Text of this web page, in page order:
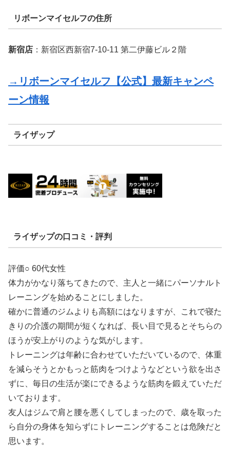
リボーンマイセルフの住所
新宿店 ：新宿区西新宿7-10-11 第二伊藤ビル２階
→リボーンマイセルフ【公式】最新キャンペ
ーン情報
ライザップ
ライザップの口コミ・評判
評価○ 60代女性
体力がかなり落ちてきたので、主人と一緒にパーソナルト
レーニングを始めることにしました。
確かに普通のジムよりも高額にはなりますが、これで寝た
きりの介護の期間が短くなれば、長い目で見るとそちらの
ほうが安上がりのような気がします。
トレーニングは年齢に合わせていただいているので、体重
を減らそうとかもっと筋肉をつけようなどという欲を出さ
ずに、毎日の生活が楽にできるような筋肉を鍛えていただ
いております。
友人はジムで肩と腰を悪くしてしまったので、歳を取った
ら自分の身体を知らずにトレーニングすることは危険だと
思います。